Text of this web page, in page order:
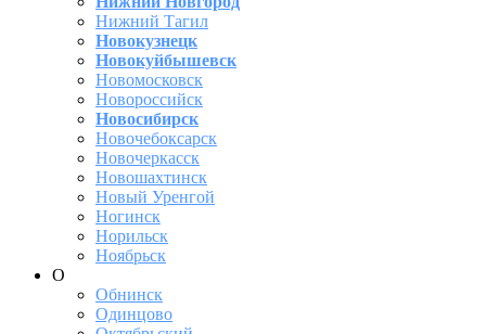
Нижний Тагил
Новокузнецк
Новокуйбышевск
Новомосковск
Новороссийск
Новосибирск
Новочебоксарск
Новочеркасск
Новошахтинск
Новый Уренгой
Ногинск
Норильск
Ноябрьск
О
Обнинск
Одинцово